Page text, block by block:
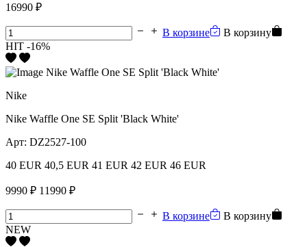
16990 ₽
В корзине
В корзину
HIT -16%
Nike
Nike Waffle One SE Split 'Black White'
Арт: DZ2527-100
40 EUR 40,5 EUR 41 EUR 42 EUR 46 EUR
9990 ₽ 11990 ₽
В корзине
В корзину
NEW